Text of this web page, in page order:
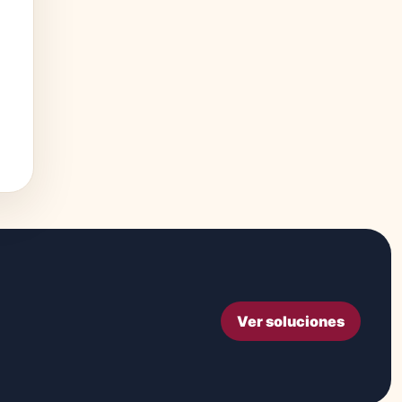
Ver soluciones